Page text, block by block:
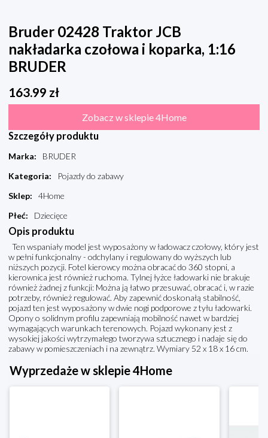
Bruder 02428 Traktor JCB
nakładarka czołowa i koparka, 1:16
BRUDER
163.99 zł
Zobacz w sklepie 4Home
Szczegóły produktu
Marka:
BRUDER
Kategoria:
Pojazdy do zabawy
Sklep:
4Home
Płeć: Dziecięce
Opis produktu
Ten wspaniały model jest wyposażony w ładowacz czołowy, który jest
w pełni funkcjonalny - odchylany i regulowany do wyższych lub
niższych pozycji. Fotel kierowcy można obracać do 360 stopni, a
kierownica jest również ruchoma. Tylnej łyżce ładowarki nie brakuje
również żadnej z funkcji: Można ją łatwo przesuwać, obracać i, w razie
potrzeby, również regulować. Aby zapewnić doskonałą stabilność,
pojazd ten jest wyposażony w dwie nogi podporowe z tyłu ładowarki.
Opony o solidnym profilu zapewniają mobilność nawet w bardziej
wymagających warunkach terenowych. Pojazd wykonany jest z
wysokiej jakości wytrzymałego tworzywa sztucznego i nadaje się do
zabawy w pomieszczeniach i na zewnątrz. Wymiary 52 x 18 x 16 cm.
Wyprzedaże w sklepie 4Home